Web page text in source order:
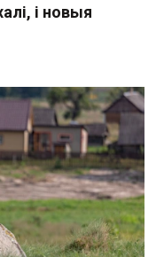
і новыя